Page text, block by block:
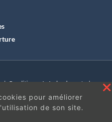
| Conditions générales de vente |
|
BE50 0012 6285 4518
pour améliorer
de son site.